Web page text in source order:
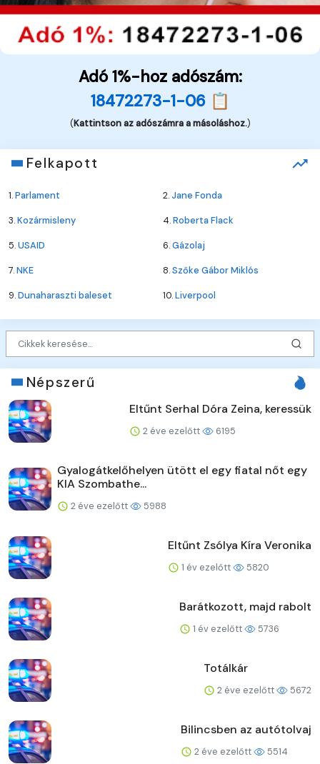
Adó 1%-hoz adószám:
18472273-1-06 📋
(Kattintson az adószámra a másoláshoz.)
Felkapott
1.Parlament 2.Jane Fonda
3.Kozármisleny 4.Roberta Flack
5.USAID 6.Gázolaj
7.NKE 8.Szőke Gábor Miklós
9.Dunaharaszti baleset 10.Liverpool
Népszerű
Eltűnt Serhal Dóra Zeina, keressük
2 éve ezelőtt 6195
Gyalogátkelőhelyen ütött el egy fiatal nőt egy
KIA Szombathe...
2 éve ezelőtt 5988
Eltűnt Zsólya Kíra Veronika
1 év ezelőtt 5820
Barátkozott, majd rabolt
1 év ezelőtt 5736
Totálkár
2 éve ezelőtt 5672
Bilincsben az autótolvaj
2 éve ezelőtt 5514